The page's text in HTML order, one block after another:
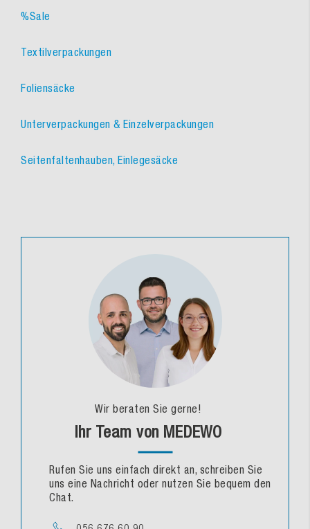
%Sale
Textilverpackungen
Foliensäcke
Unterverpackungen & Einzelverpackungen
Seitenfaltenhauben, Einlegesäcke
Wir beraten Sie gerne!
Ihr Team von MEDEWO
Rufen Sie uns einfach direkt an, schreiben Sie
uns eine Nachricht oder nutzen Sie bequem den
Chat.